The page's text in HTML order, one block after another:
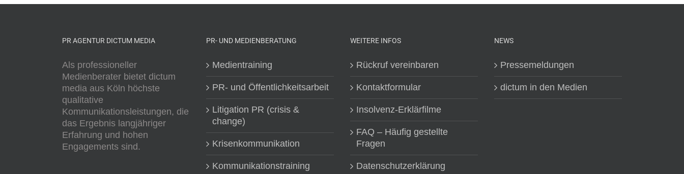
PR AGENTUR DICTUM MEDIA
Als professioneller
Medienberater bietet dictum
media aus Köln höchste
qualitative
Kommunikationsleistungen, die
das Ergebnis langjähriger
Erfahrung und hohen
Engagements sind.
PR- UND MEDIENBERATUNG
Medientraining
PR- und Öffentlichkeitsarbeit
Litigation PR (crisis &
change)
Krisenkommunikation
Kommunikationstraining
WEITERE INFOS
Rückruf vereinbaren
Kontaktformular
Insolvenz-Erklärfilme
FAQ – Häufig gestellte
Fragen
Datenschutzerklärung
NEWS
Pressemeldungen
dictum in den Medien